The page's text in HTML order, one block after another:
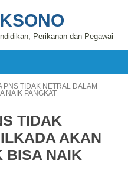
Perikanan dan Pegawai
PNS TIDAK NETRAL DALAM
NAIK PANGKAT
TIDAK
AKAN
BISA NAIK